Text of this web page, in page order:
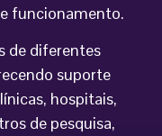
funcionamento.
de diferentes
suporte
hospitais,
de pesquisa,